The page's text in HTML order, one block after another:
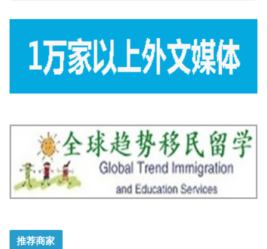
推荐商家